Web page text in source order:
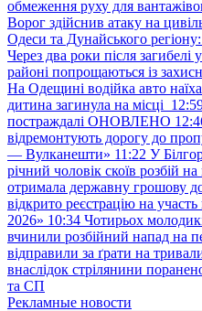
обмеження руху для
Ворог здійснив атаку на
Одеси та Дунайського
Через два роки після загибелі
районі попрощаються із
На Одещині водійка авто
дитина загинула на місці
постраждалі ОНОВЛЕНО
відремонтують дорогу до
— Вулканешти» 11:22 У
річний чоловік скоїв розбій
отримала державну грошову
відкрито реєстрацію на
2026» 10:34 Чотирьох
вчинили розбійний напад на
відправили за ґрати на
внаслідок стрілянини
та СП
Рекламные новости